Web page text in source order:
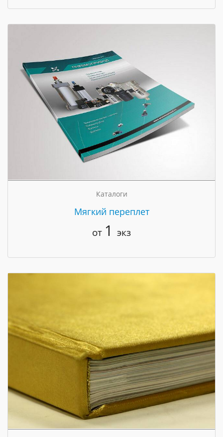
Каталоги
Мягкий переплет
от 1 экз